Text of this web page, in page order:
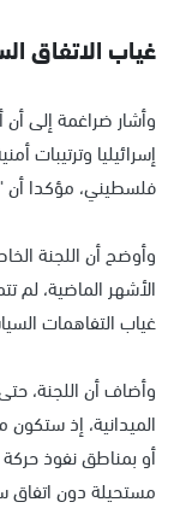
غياب الاتفاق
وأشار ضراغمة إلى
إسرائيليا
فلسطيني، مؤكدا أن
وأوضح أن اللجنة
الأشهر الماضية،
غياب التفاهمات
وأضاف أن اللجنة،
الميدانية، إذ ستكون
أو بمناطق نفوذ
مستحيلة دون